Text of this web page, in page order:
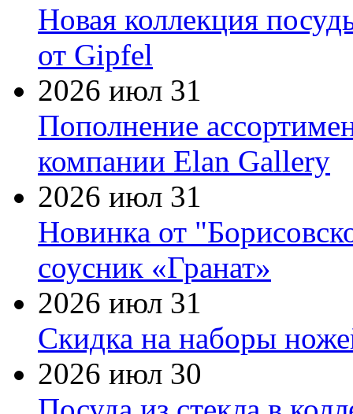
Новая коллекция
от Gipfel
2026 июл 31
Пополнение
компании Elan Gallery
2026 июл 31
Новинка от
соусник «Гранат»
2026 июл 31
Скидка на наборы
2026 июл 30